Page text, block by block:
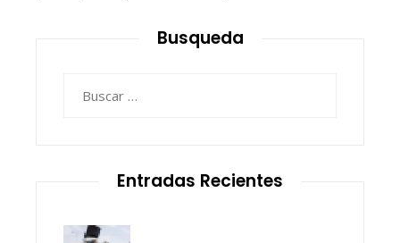
Busqueda
Entradas Recientes